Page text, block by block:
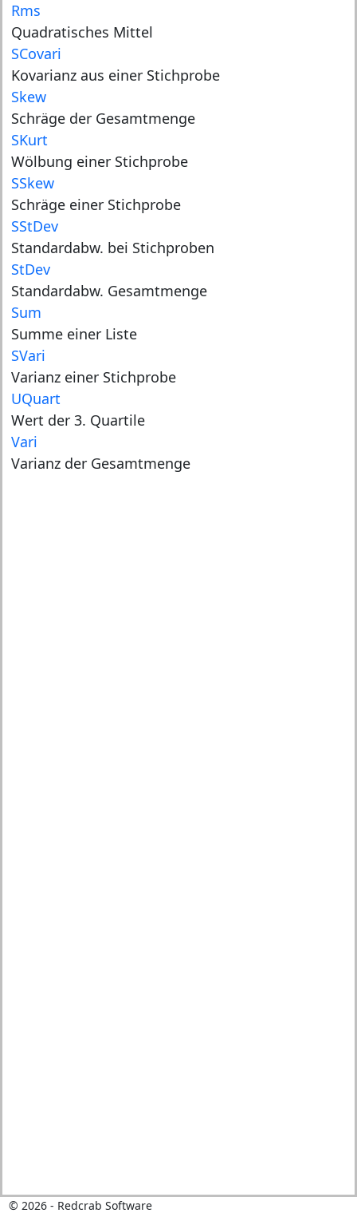
Rms
Quadratisches Mittel
SCovari
Kovarianz aus einer Stichprobe
Skew
Schräge der Gesamtmenge
SKurt
Wölbung einer Stichprobe
SSkew
Schräge einer Stichprobe
SStDev
Standardabw. bei Stichproben
StDev
Standardabw. Gesamtmenge
Sum
Summe einer Liste
SVari
Varianz einer Stichprobe
UQuart
Wert der 3. Quartile
Vari
Varianz der Gesamtmenge
© 2026 - Redcrab Software